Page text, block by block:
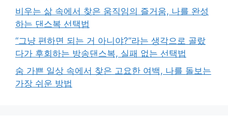
비우는 삶 속에서 찾은 움직임의 즐거움, 나를 완성
하는 댄스복 선택법
“그냥 편하면 되는 거 아니야?”라는 생각으로 골랐
다가 후회하는 방송댄스복, 실패 없는 선택법
숨 가쁜 일상 속에서 찾은 고요한 여백, 나를 돌보는
가장 쉬운 방법